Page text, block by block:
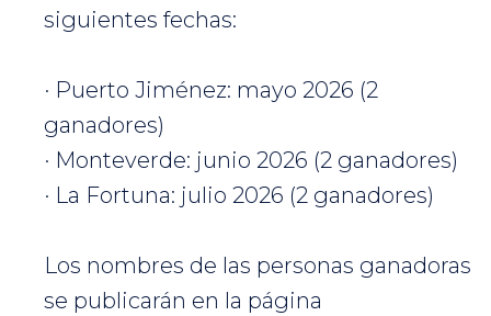
siguientes fechas:
· Puerto Jiménez: mayo 2026 (2
ganadores)
· Monteverde: junio 2026 (2 ganadores)
· La Fortuna: julio 2026 (2 ganadores)
Los nombres de las personas ganadoras
se publicarán en la página